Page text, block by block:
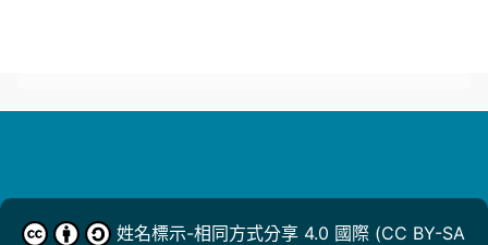
姓名標示-相同方式分享 4.0 國際 (CC BY-SA